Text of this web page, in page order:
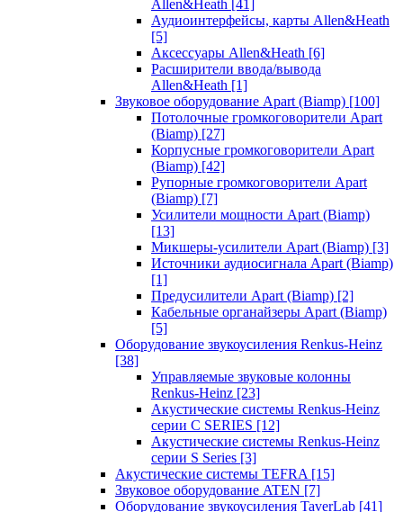
Allen&Heath [41]
Аудиоинтерфейсы, карты Allen&Heath
[5]
Аксессуары Allen&Heath [6]
Расширители ввода/вывода
Allen&Heath [1]
Звуковое оборудование Apart (Biamp) [100]
Потолочные громкоговорители Apart
(Biamp) [27]
Корпусные громкоговорители Apart
(Biamp) [42]
Рупорные громкоговорители Apart
(Biamp) [7]
Усилители мощности Apart (Biamp)
[13]
Микшеры-усилители Apart (Biamp) [3]
Источники аудиосигнала Apart (Biamp)
[1]
Предусилители Apart (Biamp) [2]
Кабельные органайзеры Apart (Biamp)
[5]
Оборудование звукоусиления Renkus-Heinz
[38]
Управляемые звуковые колонны
Renkus-Heinz [23]
Акустические системы Renkus-Heinz
серии C SERIES [12]
Акустические системы Renkus-Heinz
серии S Series [3]
Акустические системы TEFRA [15]
Звуковое оборудование ATEN [7]
Оборудование звукоусиления TaverLab [41]